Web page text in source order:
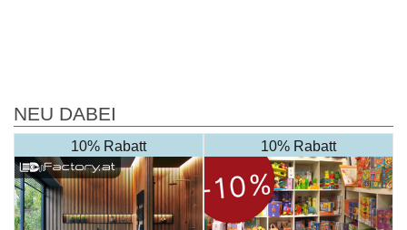
NEU DABEI
10% Rabatt 10% Rabatt